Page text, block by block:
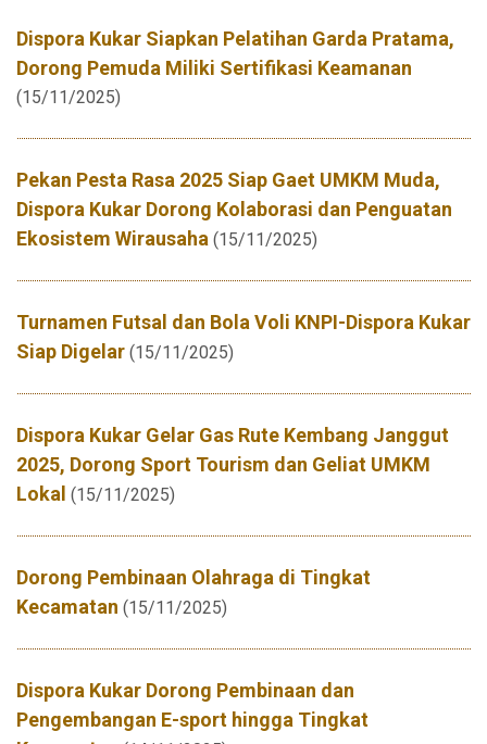
Dispora Kukar Siapkan Pelatihan Garda Pratama,
Dorong Pemuda Miliki Sertifikasi Keamanan
(15/11/2025)
Pekan Pesta Rasa 2025 Siap Gaet UMKM Muda,
Dispora Kukar Dorong Kolaborasi dan Penguatan
Ekosistem Wirausaha (15/11/2025)
Turnamen Futsal dan Bola Voli KNPI-Dispora Kukar
Siap Digelar (15/11/2025)
Dispora Kukar Gelar Gas Rute Kembang Janggut
2025, Dorong Sport Tourism dan Geliat UMKM
Lokal (15/11/2025)
Dorong Pembinaan Olahraga di Tingkat
Kecamatan (15/11/2025)
Dispora Kukar Dorong Pembinaan dan
Pengembangan E-sport hingga Tingkat